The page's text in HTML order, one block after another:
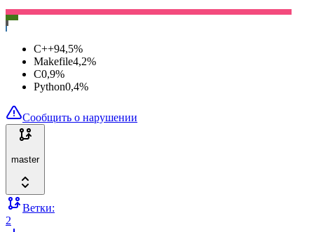
C++94,5%
Makefile4,2%
C0,9%
Python0,4%
Сообщить о нарушении
master
Ветки:
2